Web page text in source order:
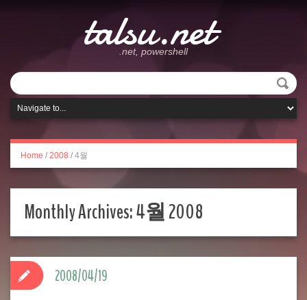
talsu.net
.net, powershell
Home / 2008 / 4월
Monthly Archives:4월 2008
2008/04/19